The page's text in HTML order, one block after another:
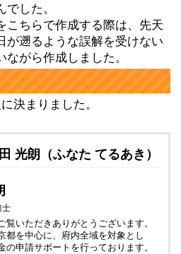
した。
こちらで作成する際は、先天
が遡るような誤解を受けない
がら作成しました。
決まりました。
光朗（ふなた てるあき）
士
覧いただきありがとうございます。
都を中心に、府内全域を対象とし
の申請サポートを行っております。